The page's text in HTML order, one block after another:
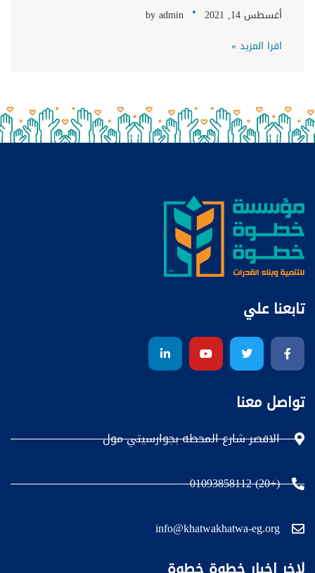
أغسطس 14, 2021 byadmin
اقرا المزيد »
تابعنا علي
تواصل معنا
الاقصر شارع المحطه بجوارسيتي مول
(+20) 01093858112
info@khatwakhatwa-eg.org